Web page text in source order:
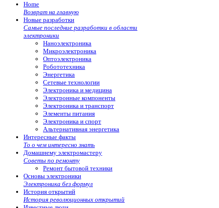
Home
Возврат на главную
Новые разработки
Самые последние разработки в области
электроники
Наноэлектроника
Микроэлектроника
Оптоэлектроника
Робототехника
Энергетика
Сетевые технологии
Электроника и медицина
Электронные компоненты
Электроника и транспорт
Элементы питания
Электроника и спорт
Альтернативная энергетика
Интересные факты
То о чем интересно знать
Домашнему электромастеру
Советы по ремонту
Ремонт бытовой техники
Основы электроники
Электроника без формул
История открытий
История революционных открытий